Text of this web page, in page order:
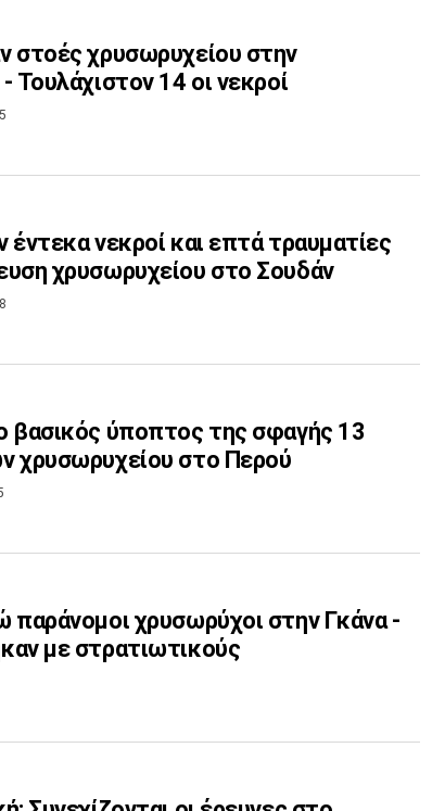
στοές χρυσωρυχείου στην
Τουλάχιστον 14 οι νεκροί
έντεκα νεκροί και επτά τραυματίες
χρυσωρυχείου στο Σουδάν
βασικός ύποπτος της σφαγής 13
χρυσωρυχείου στο Περού
παράνομοι χρυσωρύχοι στην Γκάνα -
με στρατιωτικούς